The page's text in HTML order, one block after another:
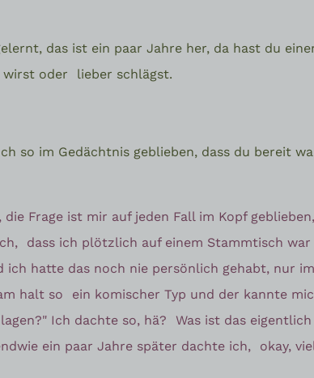
das ist ein paar Jahre her, da hast du
wirst oder
lieber schlägst.
so im Gedächtnis geblieben, dass du bereit
Frage ist mir auf jeden Fall im Kopf geblieben,
dass ich plötzlich auf einem Stammtisch
ich hatte das noch nie persönlich gehabt, nur
halt so
ein komischer Typ und der kannte
Ich dachte so, hä?
Was ist das
ein paar Jahre später dachte ich,
okay,